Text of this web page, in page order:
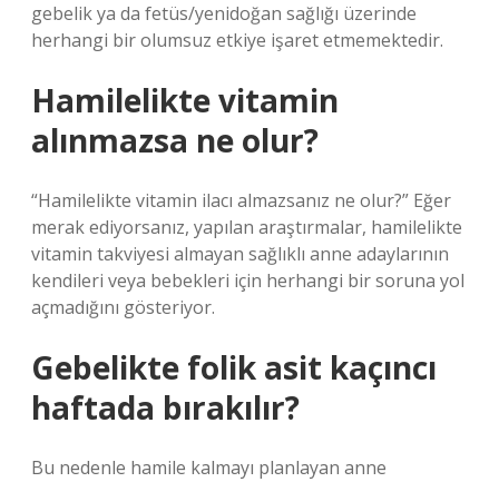
gebelik ya da fetüs/yenidoğan sağlığı üzerinde
herhangi bir olumsuz etkiye işaret etmemektedir.
Hamilelikte vitamin
alınmazsa ne olur?
“Hamilelikte vitamin ilacı almazsanız ne olur?” Eğer
merak ediyorsanız, yapılan araştırmalar, hamilelikte
vitamin takviyesi almayan sağlıklı anne adaylarının
kendileri veya bebekleri için herhangi bir soruna yol
açmadığını gösteriyor.
Gebelikte folik asit kaçıncı
haftada bırakılır?
Bu nedenle hamile kalmayı planlayan anne